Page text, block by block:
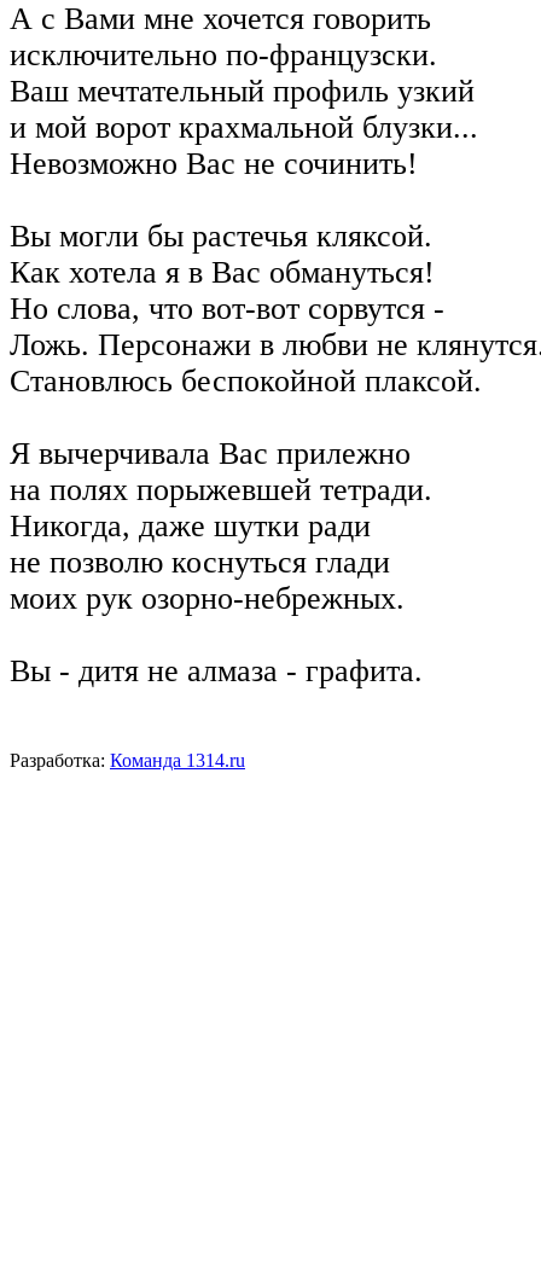
А с Вами мне хочется говорить
исключительно по-французски.
Ваш мечтательный профиль узкий
и мой ворот крахмальной блузки...
Невозможно Вас не сочинить!
Вы могли бы растечья кляксой.
Как хотела я в Вас обмануться!
Но слова, что вот-вот сорвутся -
Ложь. Персонажи в любви не
Становлюсь беспокойной плаксой.
Я вычерчивала Вас прилежно
на полях порыжевшей тетради.
Никогда, даже шутки ради
не позволю коснуться глади
моих рук озорно-небрежных.
Вы - дитя не алмаза - графита.
Разработка: Команда 1314.ru